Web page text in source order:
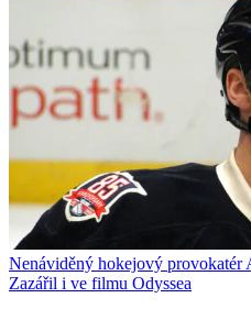
Nenáviděný hokejový
Zazářil i ve filmu Odyssea